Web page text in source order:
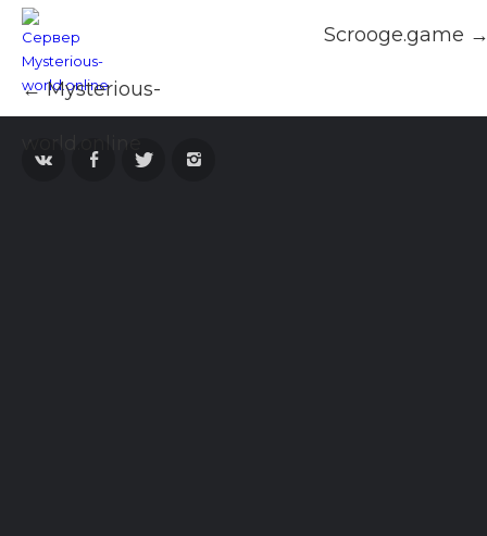
← Mysterious-
world.online
Scrooge.game